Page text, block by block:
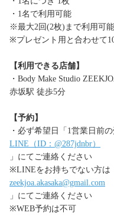
・1名で利用可能
※最大2回(2枚)まで利用可能
※プレゼント用と合わせて
【利用できる店舗】
・Body Make Studio
赤坂駅 徒歩5分
【予約】
・必ず希望日「1営業日前
LINE（ID：@287jdnbr）
」にてご連絡ください
※LINEをお持ちでない方は
zeekjoa.akasaka@gmail.com
」にてご連絡ください
※WEB予約は不可